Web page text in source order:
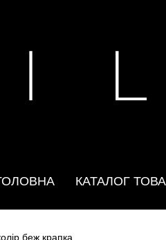
I
КАТАЛОГ
беж крапка